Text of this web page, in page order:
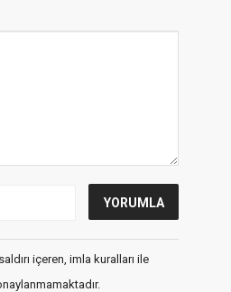
içeren, imla kuralları ile